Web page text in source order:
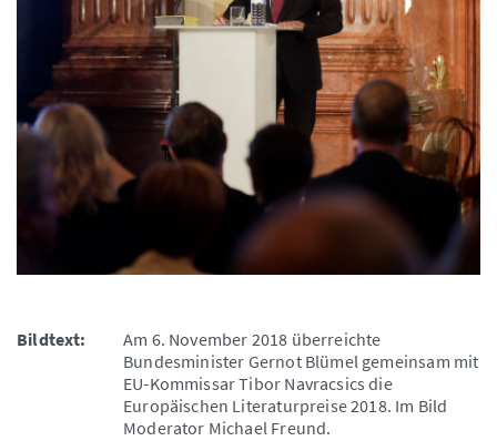
Bildtext:
Am 6. November 2018 überreichte
Bundesminister Gernot Blümel gemeinsam mit
EU-Kommissar Tibor Navracsics die
Europäischen Literaturpreise 2018. Im Bild
Moderator Michael Freund.